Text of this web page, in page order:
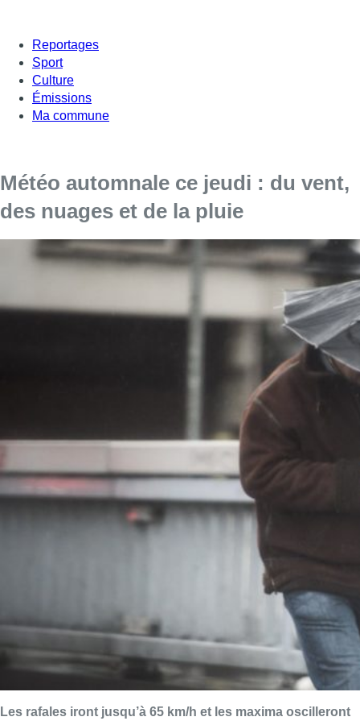
Reportages
Sport
Culture
Émissions
Ma commune
Météo automnale ce jeudi : du vent,
des nuages et de la pluie
Les rafales iront jusqu’à 65 km/h et les maxima oscilleront